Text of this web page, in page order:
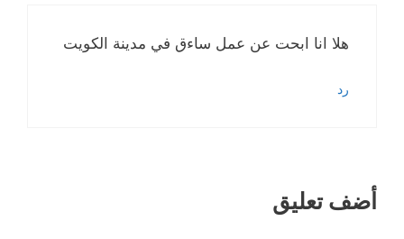
هلا انا ابحت عن عمل ساءق في مدينة الكويت
رد
أضف تعليق